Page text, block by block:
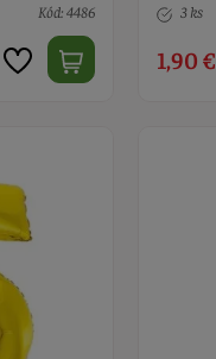
Kód: 4486 3 ks
1,90 €